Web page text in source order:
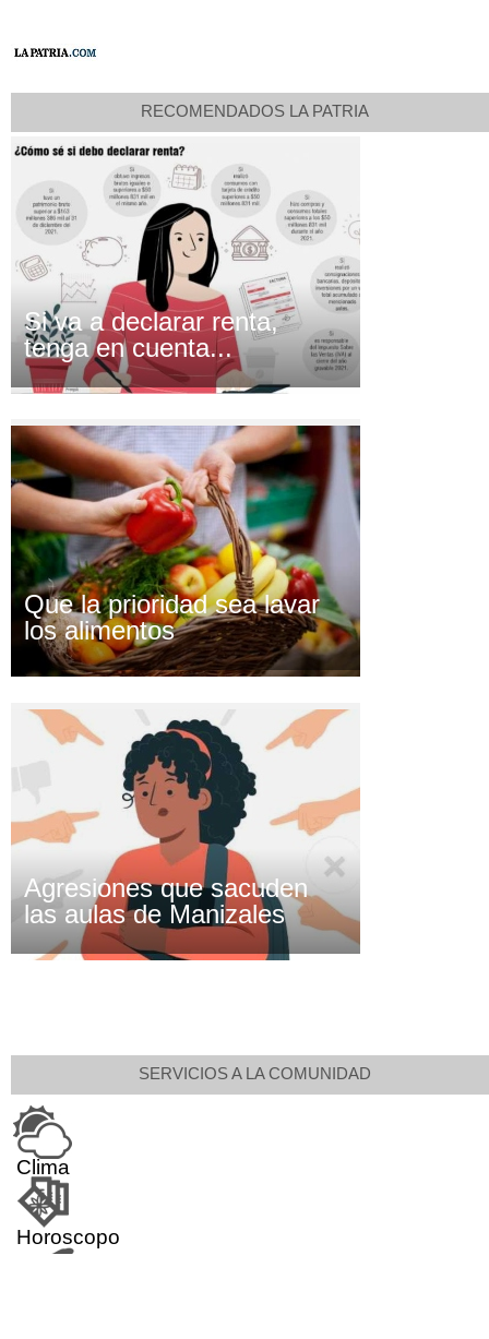
RECOMENDADOS LA PATRIA
Si va a declarar renta,
tenga en cuenta...
Que la prioridad sea lavar
los alimentos
Agresiones que sacuden
las aulas de Manizales
SERVICIOS A LA COMUNIDAD
Clima
Horoscopo